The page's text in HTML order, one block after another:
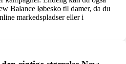
Balance løbesko til damer, da du
markedspladser eller i